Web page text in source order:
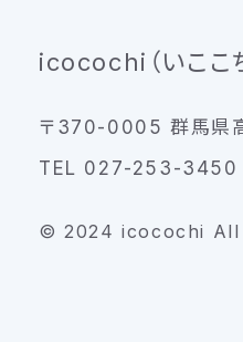
icocochi（いここ
〒370-0005 群馬県高
TEL 027-253-
© 2024 icocochi All